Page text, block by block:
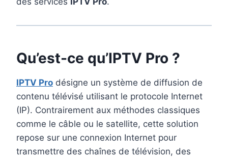
Qu’est-ce qu’IPTV Pro ?
IPTV Pro désigne un système de diffusion de
contenu télévisé utilisant le protocole Internet
(IP). Contrairement aux méthodes classiques
comme le câble ou le satellite, cette solution
repose sur une connexion Internet pour
transmettre des chaînes de télévision, des